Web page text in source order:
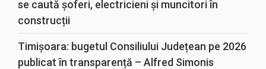
se caută șoferi, electricieni și muncitori în
construcții
Timișoara: bugetul Consiliului Județean pe 2026
publicat în transparență – Alfred Simonis